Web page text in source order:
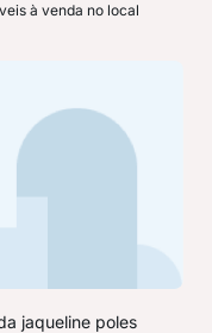
à venda no local
jaqueline poles